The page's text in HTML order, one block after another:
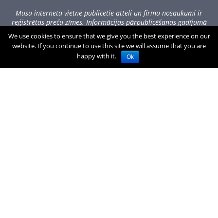
€
Mūsu interneta vietnē publicētie attēli un firmu nosaukumi ir
reģistrētas preču zīmes. Informācijas pārpublicēšanas gadījumā
lūdzam sazināties, rakstot uz office[at]zogufabrika.lv.
Visas cenas norādītas Eiro, tajā skaitā PVN.
We use cookies to ensure that we give you the best experience on our
website. If you continue to use this site we will assume that you are
happy with it.
Ok